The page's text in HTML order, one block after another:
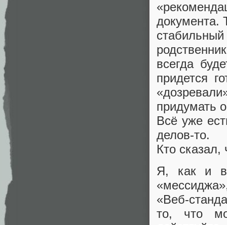
документа.
всегда
придется
придумать
Всё уже
делов-то.
Кто
Я, как и
«Веб-
то, что